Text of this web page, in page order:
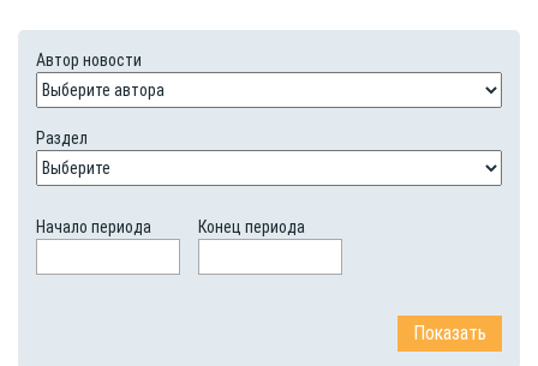
Автор новости
Раздел
Начало периода Конец периода